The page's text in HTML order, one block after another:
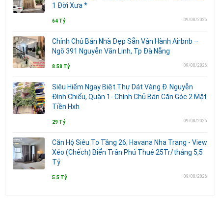
1 Đời Xưa *
64 Tỷ 09/08/2026
Chính Chủ Bán Nhà Đẹp Sẵn Vận Hành Airbnb –
Ngõ 391 Nguyễn Văn Linh, Tp Đà Nẵng
8.58 Tỷ 09/08/2026
Siêu Hiếm Ngay Biệt Thự Dát Vàng Đ. Nguyễn
Đình Chiểu, Quận 1- Chính Chủ Bán Căn Góc 2 Mặt
Tiền Hxh
29 Tỷ 09/08/2026
Căn Hộ Siêu To Tầng 26; Havana Nha Trang - View
Xéo (Chếch) Biển Trần Phú Thuê 25Tr/tháng 5,5
Tỷ
5.5 Tỷ 09/08/2026